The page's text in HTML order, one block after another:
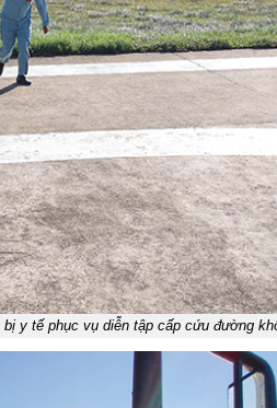
y tế phục vụ diễn tập cấp cứu đường